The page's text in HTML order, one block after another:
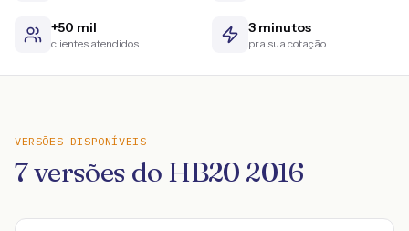
+50 mil
clientes atendidos
3 minutos
pra sua cotação
VERSÕES DISPONÍVEIS
7versões do HB20 2016